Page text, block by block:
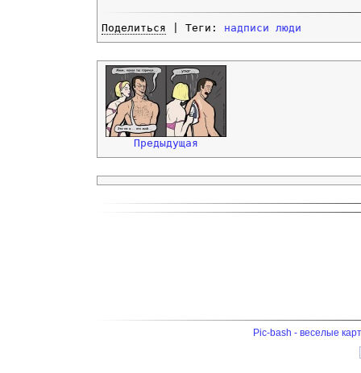
Поделиться | Теги: надписи люди
Предыдущая
Pic-bash - веселые